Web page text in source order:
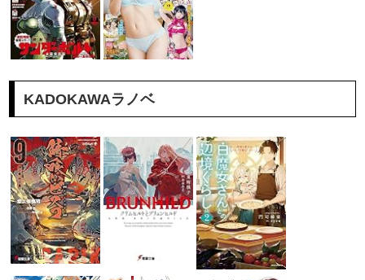
KADOKAWAラノベ